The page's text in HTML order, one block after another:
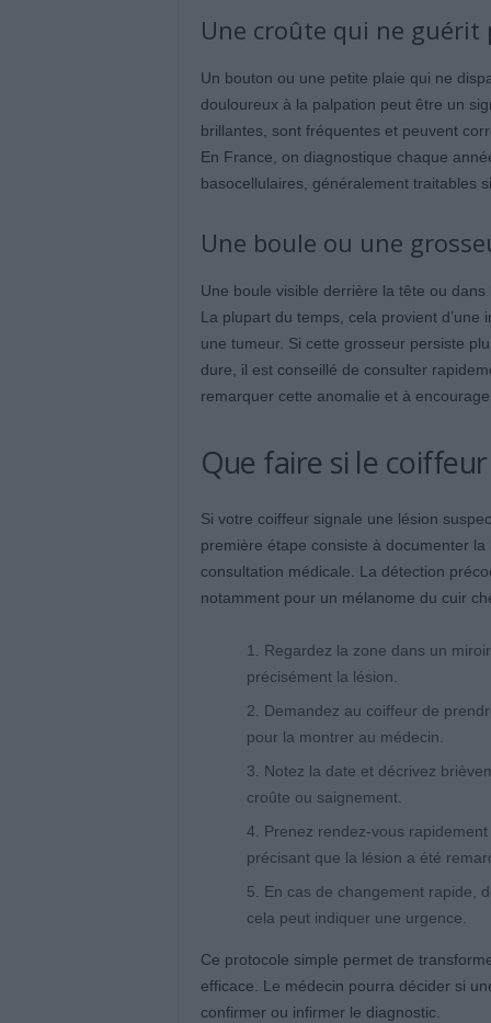
Une croûte qui ne
Un bouton ou une petite plaie qui ne
douloureux à la palpation peut être un
brillantes, sont fréquentes et peuvent
En France, on diagnostique chaque
basocellulaires, généralement traitables
Une boule ou une
Une boule visible derrière la tête ou
La plupart du temps, cela provient
une tumeur. Si cette grosseur persiste
dure, il est conseillé de consulter
remarquer cette anomalie et à
Que faire si le
Si votre coiffeur signale une lésion
première étape consiste à documenter
consultation médicale. La détection
notamment pour un mélanome du cuir
Regardez la zone dans un
précisément la lésion.
Demandez au coiffeur de
pour la montrer au médecin.
Notez la date et décrivez
croûte ou saignement.
Prenez rendez-vous
précisant que la lésion a été
En cas de changement rapide,
cela peut indiquer une urgence.
Ce protocole simple permet de
efficace. Le médecin pourra décider si
confirmer ou infirmer le diagnostic.